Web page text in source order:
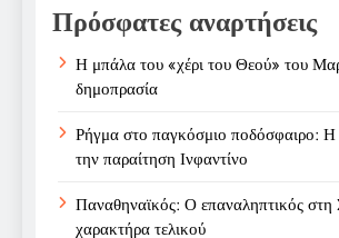
Πρόσφατες αναρτήσεις
Η μπάλα του «χέρι του Θεού» του
δημοπρασία
Ρήγμα στο παγκόσμιο ποδόσφαιρο:
την παραίτηση Ινφαντίνο
Παναθηναϊκός: Ο επαναληπτικός
χαρακτήρα τελικού